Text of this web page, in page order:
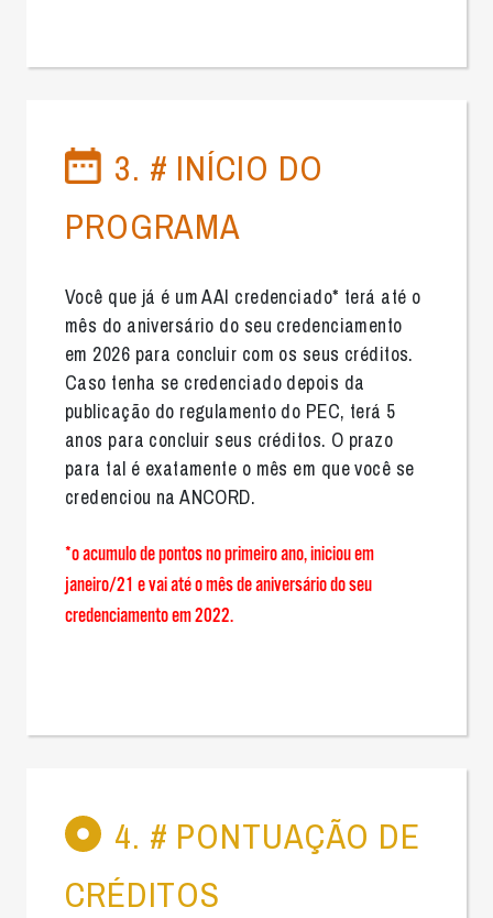
3. # INÍCIO DO
PROGRAMA
Você que já é um AAI credenciado* terá até o
mês do aniversário do seu credenciamento
em 2026 para concluir com os seus créditos.
Caso tenha se credenciado depois da
publicação do regulamento do PEC, terá 5
anos para concluir seus créditos. O prazo
para tal é exatamente o mês em que você se
credenciou na ANCORD.
*o acumulo de pontos no primeiro ano, iniciou em
janeiro/21 e vai até o mês de aniversário do seu
credenciamento em 2022.
4. # PONTUAÇÃO DE
CRÉDITOS